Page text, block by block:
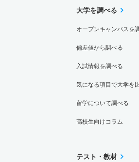
大学を調べる
オープンキャンパスを
偏差値から調べる
入試情報を調べる
気になる項目で大学を
留学について調べる
高校生向けコラム
テスト・教材